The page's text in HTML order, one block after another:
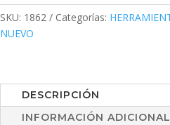
SKU: 1862 Categorías:
NUEVO
DESCRIPCIÓN
INFORMACIÓN ADICIONAL